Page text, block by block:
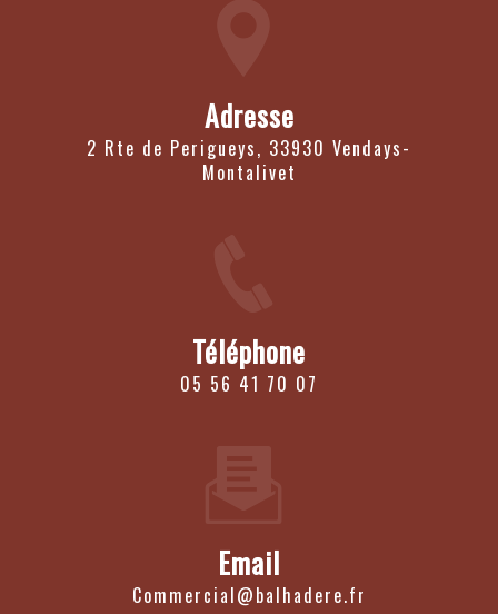
Adresse
2 Rte de Perigueys, 33930 Vendays-
Montalivet
Téléphone
05 56 41 70 07
Email
commercial@balhadere.fr